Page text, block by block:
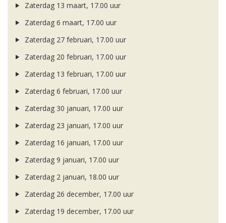
Zaterdag 13 maart, 17.00 uur
Zaterdag 6 maart, 17.00 uur
Zaterdag 27 februari, 17.00 uur
Zaterdag 20 februari, 17.00 uur
Zaterdag 13 februari, 17.00 uur
Zaterdag 6 februari, 17.00 uur
Zaterdag 30 januari, 17.00 uur
Zaterdag 23 januari, 17.00 uur
Zaterdag 16 januari, 17.00 uur
Zaterdag 9 januari, 17.00 uur
Zaterdag 2 januari, 18.00 uur
Zaterdag 26 december, 17.00 uur
Zaterdag 19 december, 17.00 uur